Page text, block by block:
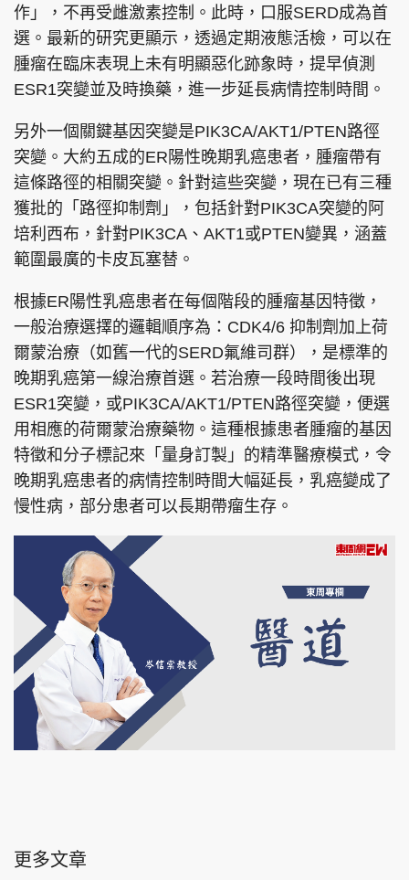
作」，不再受雌激素控制。此時，口服SERD成為首
選。最新的研究更顯示，透過定期液態活檢，可以在
腫瘤在臨床表現上未有明顯惡化跡象時，提早偵測
ESR1突變並及時換藥，進一步延長病情控制時間。
另外一個關鍵基因突變是PIK3CA/AKT1/PTEN路徑
突變。大約五成的ER陽性晚期乳癌患者，腫瘤帶有
這條路徑的相關突變。針對這些突變，現在已有三種
獲批的「路徑抑制劑」，包括針對PIK3CA突變的阿
培利西布，針對PIK3CA、AKT1或PTEN變異，涵蓋
範圍最廣的卡皮瓦塞替。
根據ER陽性乳癌患者在每個階段的腫瘤基因特徵，
一般治療選擇的邏輯順序為：CDK4/6 抑制劑加上荷
爾蒙治療（如舊一代的SERD氟維司群），是標準的
晚期乳癌第一線治療首選。若治療一段時間後出現
ESR1突變，或PIK3CA/AKT1/PTEN路徑突變，便選
用相應的荷爾蒙治療藥物。這種根據患者腫瘤的基因
特徵和分子標記來「量身訂製」的精準醫療模式，令
晚期乳癌患者的病情控制時間大幅延長，乳癌變成了
慢性病，部分患者可以長期帶瘤生存。
更多文章